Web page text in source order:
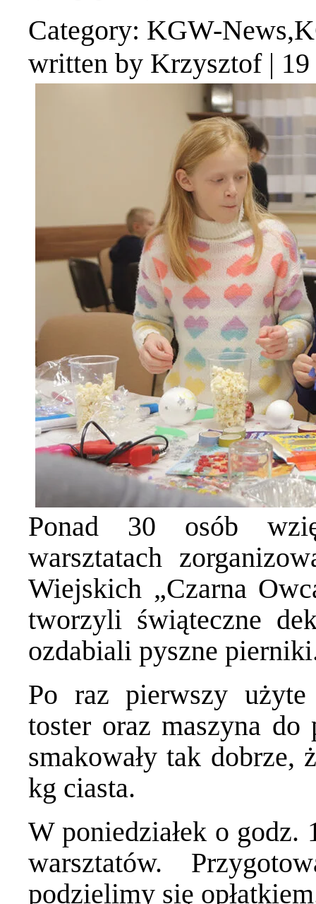
Category: KGW-
written by Krzysztof|
Ponad 30 osób
warsztatach
Wiejskich „Czarna
tworzyli świąteczne
ozdabiali pyszne
Po raz pierwszy użyte
toster oraz maszyna do
smakowały tak dobrze,
kg ciasta.
W poniedziałek o godz.
warsztatów.
podzielimy się